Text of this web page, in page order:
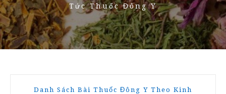
Tức Thuốc Đông Y
Danh Sách Bài Thuốc Đông Y Theo Kinh